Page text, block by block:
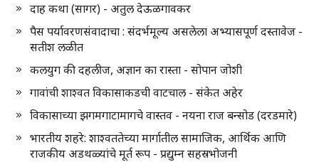
दाह कथा (सागर) - अतुल देऊळगावकर
पैस पर्यावरणसंवादाचा : संदर्भमूल्य असलेला अभ्यासपूर्ण दस्तावेज -
सतीश लळीत
कलयुग की दहलीज, अज्ञान का रास्ता - सोपान जोशी
गावांची शाश्वत विकासाकडची वाटचाल - संकेत अहेर
विकासाच्या झगमगाटामागचे वास्तव - नयना राज बन्सोड (दरडमारे)
भारतीय शहरे: शाश्वततेच्या मार्गातील सामाजिक, आर्थिक आणि
राजकीय अडथळ्यांचे मूर्त रूप - प्रद्युम्न सहस्रभोजनी